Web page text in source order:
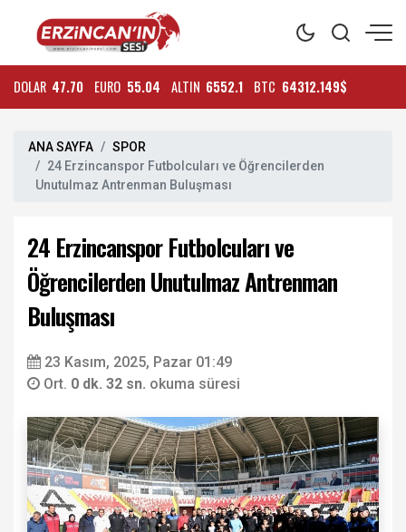
DOLAR 47.70 EURO 55.04 ALTIN 6552.1 BTC 64312.149$
ANA SAYFA
SPOR
24 Erzincanspor Futbolcuları ve Öğrencilerden
Unutulmaz Antrenman Buluşması
24 Erzincanspor Futbolcuları ve
Öğrencilerden Unutulmaz Antrenman
Buluşması
23 Kasım, 2025, Pazar 01:49
Ort. 0 dk. 32 sn. okuma süresi